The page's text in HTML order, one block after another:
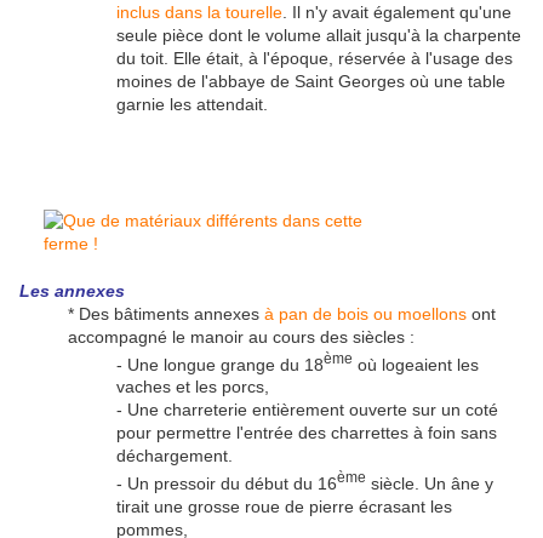
inclus dans la tourelle . Il n'y avait également qu'une
seule pièce dont le volume allait jusqu'à la charpente
du toit. Elle était, à l'époque, réservée à l'usage des
moines de l'abbaye de Saint Georges où une table
garnie les attendait.
Les annexes
* Des bâtiments annexes à pan de bois ou moellons ont
accompagné le manoir au cours des siècles :
- Une longue grange du 18ème où logeaient les
vaches et les porcs,
- Une charreterie entièrement ouverte sur un coté
pour permettre l'entrée des charrettes à foin sans
déchargement.
- Un pressoir du début du 16ème siècle. Un âne y
tirait une grosse roue de pierre écrasant les
pommes,